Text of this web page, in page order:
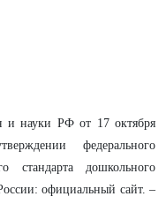
и науки РФ от 17 октября
федерального
стандарта дошкольного
официальный сайт. –